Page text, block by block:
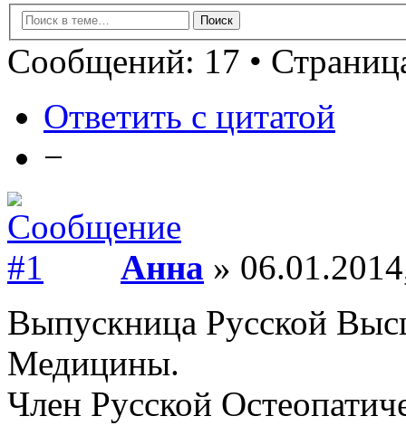
Сообщений: 17 •
Ответить с цитатой
−
Анна »
Выпускница Русской
Медицины.
Член Русской